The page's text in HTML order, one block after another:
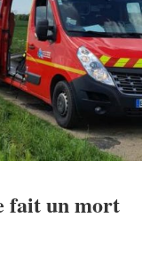
fait un mort